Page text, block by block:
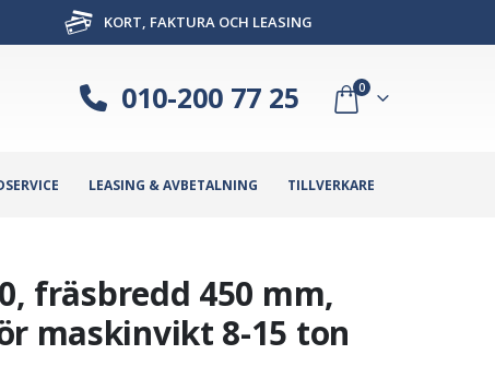
KORT, FAKTURA OCH LEASING
010-200 77 25 0
LEASING & AVBETALNING TILLVERKARE
fräsbredd 450 mm,
maskinvikt 8-15 ton